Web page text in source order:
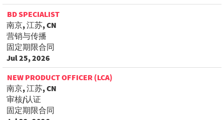
BD SPECIALIST
南京, 江苏, CN
营销与传播
固定期限合同
Jul 25, 2026
NEW PRODUCT OFFICER (LCA)
南京, 江苏, CN
审核/认证
固定期限合同